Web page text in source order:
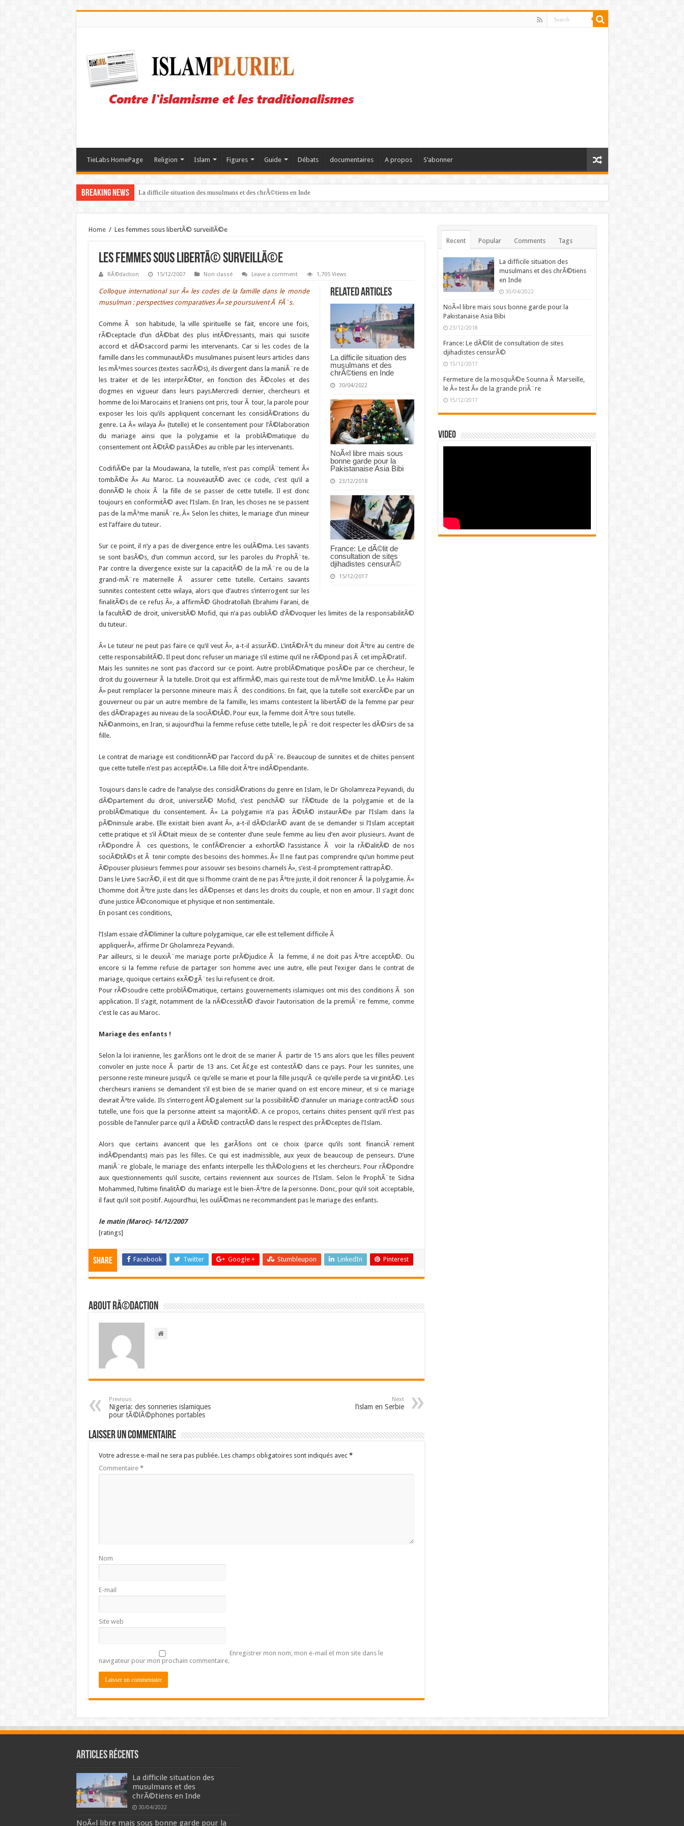
TieLabs HomePage Religion Islam Figures Guide Débats documentaires A propos S’abonner
Breaking News La difficile situation des musulmans et des chrÃ©tiens en Inde
Home / Les femmes sous libertÃ© surveillÃ©e
Les femmes sous libertÃ© surveillÃ©e
RÃ©daction 15/12/2007 Non classé Leave a comment 1,705 Views
Related Articles
La difficile situation des
musulmans et des
chrÃ©tiens en Inde
30/04/2022
NoÃ«l libre mais sous
bonne garde pour la
Pakistanaise Asia Bibi
23/12/2018
France: Le dÃ©lit de
consultation de sites
djihadistes censurÃ©
15/12/2017
Colloque international sur Â« les codes de la famille dans le monde
musulman : perspectives comparatives Â» se poursuivent Ã FÃ¨s.
Comme Ã son habitude, la ville spirituelle se fait, encore une fois,
rÃ©ceptacle d’un dÃ©bat des plus intÃ©ressants, mais qui suscite
accord et dÃ©saccord parmi les intervenants. Car si les codes de la
famille dans les communautÃ©s musulmanes puisent leurs articles dans
les mÃªmes sources (textes sacrÃ©s), ils divergent dans la maniÃ¨re de
les traiter et de les interprÃ©ter, en fonction des Ã©coles et des
dogmes en vigueur dans leurs pays.Mercredi dernier, chercheurs et
homme de loi Marocains et Iraniens ont pris, tour Ã tour, la parole pour
exposer les lois qu’ils appliquent concernant les considÃ©rations du
genre. La Â« wilaya Â» (tutelle) et le consentement pour l’Ã©laboration
du mariage ainsi que la polygamie et la problÃ©matique du
consentement ont Ã©tÃ© passÃ©es au crible par les intervenants.
CodifiÃ©e par la Moudawana, la tutelle, n’est pas complÃ¨tement Â«
tombÃ©e Â» Au Maroc. La nouveautÃ© avec ce code, c’est qu’il a
donnÃ© le choix Ã la fille de se passer de cette tutelle. Il est donc
toujours en conformitÃ© avec l’Islam. En Iran, les choses ne se passent
pas de la mÃªme maniÃ¨re. Â« Selon les chiites, le mariage d’un mineur
est l’affaire du tuteur.
Sur ce point, il n’y a pas de divergence entre les oulÃ©ma. Les savants
se sont basÃ©s, d’un commun accord, sur les paroles du ProphÃ¨te.
Par contre la divergence existe sur la capacitÃ© de la mÃ¨re ou de la
grand-mÃ¨re maternelle Ã assurer cette tutelle. Certains savants
sunnites contestent cette wilaya, alors que d’autres s’interrogent sur les
finalitÃ©s de ce refus Â», a affirmÃ© Ghodratollah Ebrahimi Farani, de
la facultÃ© de droit, universitÃ© Mofid, qui n’a pas oubliÃ© d’Ã©voquer les limites de la responsabilitÃ©
du tuteur.
Â« Le tuteur ne peut pas faire ce qu’il veut Â», a-t-il assurÃ©. L’intÃ©rÃªt du mineur doit Ãªtre au centre de
cette responsabilitÃ©. Il peut donc refuser un mariage s’il estime qu’il ne rÃ©pond pas Ã cet impÃ©ratif.
Mais les sunnites ne sont pas d’accord sur ce point. Autre problÃ©matique posÃ©e par ce chercheur, le
droit du gouverneur Ã la tutelle. Droit qui est affirmÃ©, mais qui reste tout de mÃªme limitÃ©. Le Â« Hakim
Â» peut remplacer la personne mineure mais Ã des conditions. En fait, que la tutelle soit exercÃ©e par un
gouverneur ou par un autre membre de la famille, les imams contestent la libertÃ© de la femme par peur
des dÃ©rapages au niveau de la sociÃ©tÃ©. Pour eux, la femme doit Ãªtre sous tutelle.
NÃ©anmoins, en Iran, si aujourd’hui la femme refuse cette tutelle, le pÃ¨re doit respecter les dÃ©sirs de sa
fille.
Le contrat de mariage est conditionnÃ© par l’accord du pÃ¨re. Beaucoup de sunnites et de chiites pensent
que cette tutelle n’est pas acceptÃ©e. La fille doit Ãªtre indÃ©pendante.
Toujours dans le cadre de l’analyse des considÃ©rations du genre en Islam, le Dr Gholamreza Peyvandi, du
dÃ©partement du droit, universitÃ© Mofid, s’est penchÃ© sur l’Ã©tude de la polygamie et de la
problÃ©matique du consentement. Â« La polygamie n’a pas Ã©tÃ© instaurÃ©e par l’Islam dans la
pÃ©ninsule arabe. Elle existait bien avant Â», a-t-il dÃ©clarÃ© avant de se demander si l’Islam acceptait
cette pratique et s’il Ã©tait mieux de se contenter d’une seule femme au lieu d’en avoir plusieurs. Avant de
rÃ©pondre Ã ces questions, le confÃ©rencier a exhortÃ© l’assistance Ã voir la rÃ©alitÃ© de nos
sociÃ©tÃ©s et Ã tenir compte des besoins des hommes. Â« Il ne faut pas comprendre qu’un homme peut
Ã©pouser plusieurs femmes pour assouvir ses besoins charnels Â», s’est-il promptement rattrapÃ©.
Dans le Livre SacrÃ©, il est dit que si l’homme craint de ne pas Ãªtre juste, il doit renoncer Ã la polygamie. Â«
L’homme doit Ãªtre juste dans les dÃ©penses et dans les droits du couple, et non en amour. Il s’agit donc
d’une justice Ã©conomique et physique et non sentimentale.
En posant ces conditions,
l’Islam essaie d’Ã©liminer la culture polygamique, car elle est tellement difficile Ã
appliquerÂ», affirme Dr Gholamreza Peyvandi.
Par ailleurs, si le deuxiÃ¨me mariage porte prÃ©judice Ã la femme, il ne doit pas Ãªtre acceptÃ©. Ou
encore si la femme refuse de partager son homme avec une autre, elle peut l’exiger dans le contrat de
mariage, quoique certains exÃ©gÃ¨tes lui refusent ce droit.
Pour rÃ©soudre cette problÃ©matique, certains gouvernements islamiques ont mis des conditions Ã son
application. Il s’agit, notamment de la nÃ©cessitÃ© d’avoir l’autorisation de la premiÃ¨re femme, comme
c’est le cas au Maroc.
Mariage des enfants !
Selon la loi iranienne, les garÃ§ons ont le droit de se marier Ã partir de 15 ans alors que les filles peuvent
convoler en juste noce Ã partir de 13 ans. Cet Ã¢ge est contestÃ© dans ce pays. Pour les sunnites, une
personne reste mineure jusqu’Ã ce qu’elle se marie et pour la fille jusqu’Ã ce qu’elle perde sa virginitÃ©. Les
chercheurs iraniens se demandent s’il est bien de se marier quand on est encore mineur, et si ce mariage
devrait Ãªtre valide. Ils s’interrogent Ã©galement sur la possibilitÃ© d’annuler un mariage contractÃ© sous
tutelle, une fois que la personne atteint sa majoritÃ©. A ce propos, certains chiites pensent qu’il n’est pas
possible de l’annuler parce qu’il a Ã©tÃ© contractÃ© dans le respect des prÃ©ceptes de l’Islam.
Alors que certains avancent que les garÃ§ons ont ce choix (parce qu’ils sont financiÃ¨rement
indÃ©pendants) mais pas les filles. Ce qui est inadmissible, aux yeux de beaucoup de penseurs. D’une
maniÃ¨re globale, le mariage des enfants interpelle les thÃ©ologiens et les chercheurs. Pour rÃ©pondre
aux questionnements qu’il suscite, certains reviennent aux sources de l’Islam. Selon le ProphÃ¨te Sidna
Mohammed, l’ultime finalitÃ© du mariage est le bien-Ãªtre de la personne. Donc, pour qu’il soit acceptable,
il faut qu’il soit positif. Aujourd’hui, les oulÃ©mas ne recommandent pas le mariage des enfants.
le matin (Maroc)- 14/12/2007
[ratings]
Share Facebook Twitter Google + Stumbleupon LinkedIn Pinterest
About RÃ©daction
Previous
Nigeria: des sonneries islamiques
pour tÃ©lÃ©phones portables
Next
l’islam en Serbie
Laisser un commentaire
Votre adresse e-mail ne sera pas publiée. Les champs obligatoires sont indiqués avec *
Commentaire *
Nom
E-mail
Site web
Enregistrer mon nom, mon e-mail et mon site dans le
navigateur pour mon prochain commentaire.
Recent Popular Comments Tags
La difficile situation des
musulmans et des chrÃ©tiens
en Inde
30/04/2022
NoÃ«l libre mais sous bonne garde pour la
Pakistanaise Asia Bibi
23/12/2018
France: Le dÃ©lit de consultation de sites
djihadistes censurÃ©
15/12/2017
Fermeture de la mosquÃ©e Sounna Ã Marseille,
le Â« test Â» de la grande priÃ¨re
15/12/2017
Video
Articles récents
La difficile situation des
musulmans et des
chrÃ©tiens en Inde
30/04/2022
NoÃ«l libre mais sous bonne garde pour la